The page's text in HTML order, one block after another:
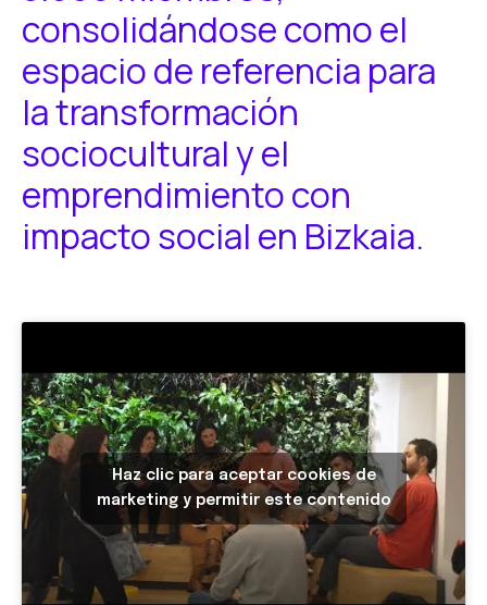
consolidándose como el
espacio de referencia para
la transformación
sociocultural y el
emprendimiento con
impacto social en Bizkaia.
Haz clic para aceptar cookies de
marketing y permitir este contenido